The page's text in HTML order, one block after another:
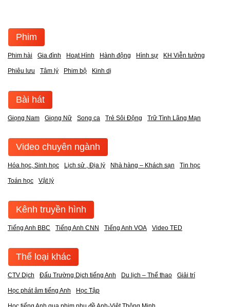
Phim
Phim hài Gia đình Hoạt Hình Hành động Hình sự KH Viễn tưởng
Phiêu lưu Tâm lý Phim bộ Kinh dị
Bài hát
Giọng Nam Giọng Nữ Song ca Trẻ Sôi Động Trữ Tình Lãng Mạn
Video chuyên ngành
Hóa học, Sinh học Lịch sử , Địa lý Nhà hàng – Khách sạn Tin học
Toán học Vật lý
Kênh truyền hình
Tiếng Anh BBC Tiếng Anh CNN Tiếng Anh VOA Video TED
Thể loại khác
CTV Dịch Đấu Trường Dịch tiếng Anh Du lịch – Thể thao Giải trí
Học phát âm tiếng Anh Học Tập